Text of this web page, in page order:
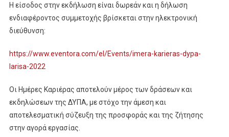
Η είσοδος στην εκδήλωση είναι δωρεάν και η δήλωση
ενδιαφέροντος συμμετοχής βρίσκεται στην ηλεκτρονική
διεύθυνση:
https://www.eventora.com/el/Events/imera-karieras-dypa-
larisa-2022
Οι Ημέρες Καριέρας αποτελούν μέρος των δράσεων και
εκδηλώσεων της ΔΥΠΑ, με στόχο την άμεση και
αποτελεσματική σύζευξη της προσφοράς και της ζήτησης
στην αγορά εργασίας.